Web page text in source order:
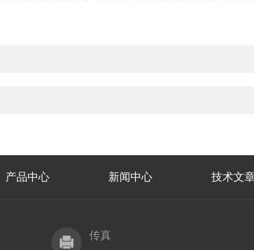
产品中心 新闻中心 技术文
传真